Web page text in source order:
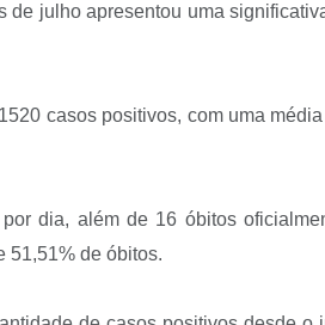
julho apresentou uma
casos positivos, com uma
dia, além de 16 óbitos
51,51% de óbitos.